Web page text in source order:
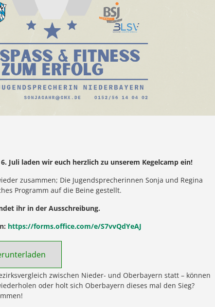
Juli laden wir euch herzlich zu unserem Kegelcamp ein!
zusammen; Die Jugendsprecherinnen Sonja und Regina
Programm auf die Beine gestellt.
ihr in der Ausschreibung.
https://forms.office.com/e/S7vvQdYeAJ
zwischen Nieder- und Oberbayern statt – können
oder holt sich Oberbayern dieses mal den Sieg?